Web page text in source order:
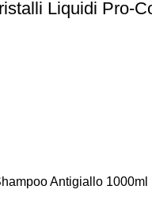
Liquidi Pro-